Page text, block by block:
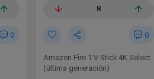
0
8
0
Amazon Fire TV Stick 4K Select
(última generación)